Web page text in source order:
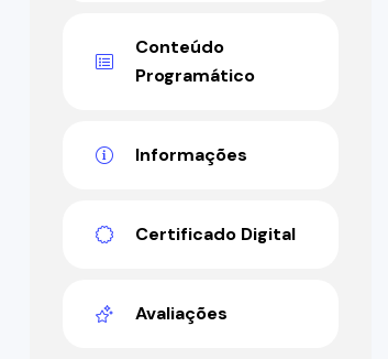
Conteúdo
Programático
Informações
Certificado Digital
Avaliações